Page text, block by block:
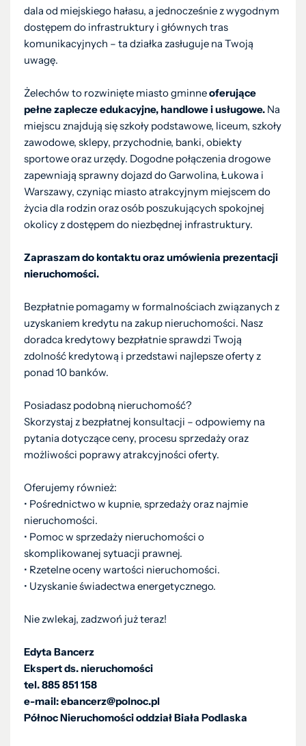
dala od miejskiego hałasu, a jednocześnie z wygodnym
dostępem do infrastruktury i głównych tras
komunikacyjnych – ta działka zasługuje na Twoją
uwagę.
Żelechów to rozwinięte miasto gminneoferujące
pełne zaplecze edukacyjne, handlowe i usługowe. Na
miejscu znajdują się szkoły podstawowe, liceum, szkoły
zawodowe, sklepy, przychodnie, banki, obiekty
sportowe oraz urzędy. Dogodne połączenia drogowe
zapewniają sprawny dojazd do Garwolina, Łukowa i
Warszawy, czyniąc miasto atrakcyjnym miejscem do
życia dla rodzin oraz osób poszukujących spokojnej
okolicy z dostępem do niezbędnej infrastruktury.
Zapraszam do kontaktu oraz umówienia prezentacji
nieruchomości.
Bezpłatnie pomagamy w formalnościach związanych z
uzyskaniem kredytu na zakup nieruchomości. Nasz
doradca kredytowy bezpłatnie sprawdzi Twoją
zdolność kredytową i przedstawi najlepsze oferty z
ponad 10 banków.
Posiadasz podobną nieruchomość?
Skorzystaj z bezpłatnej konsultacji – odpowiemy na
pytania dotyczące ceny, procesu sprzedaży oraz
możliwości poprawy atrakcyjności oferty.
Oferujemy również:
•⁠ ⁠Pośrednictwo w kupnie, sprzedaży oraz najmie
nieruchomości.
•⁠ ⁠Pomoc w sprzedaży nieruchomości o
skomplikowanej sytuacji prawnej.
•⁠ ⁠Rzetelne oceny wartości nieruchomości.
•⁠ ⁠Uzyskanie świadectwa energetycznego.
Nie zwlekaj, zadzwoń już teraz!
Edyta Bancerz
Ekspert ds. nieruchomości
tel. 885 851 158
e-mail: ebancerz@polnoc.pl
Północ Nieruchomości oddział Biała Podlaska